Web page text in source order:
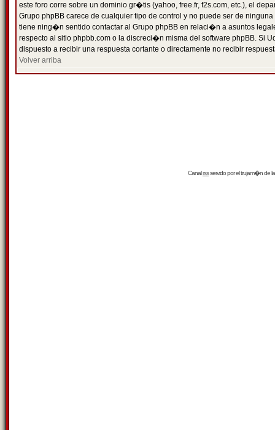
este foro corre sobre un dominio gr�tis (yahoo, free.fr, f2s.com, etc.), el
Grupo phpBB carece de cualquier tipo de control y no puede ser de
tiene ning�n sentido contactar al Grupo phpBB en relaci�n a asuntos
respecto al sitio phpbb.com o la discreci�n misma del software phpBB. Si
dispuesto a recibir una respuesta cortante o directamente no recibir
Volver arriba
Canalrssservido por eltrujam�nde